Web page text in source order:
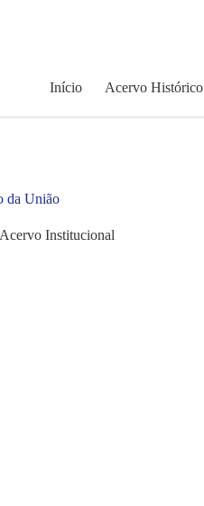
Início Acervo Histórico
da União
Acervo Institucional